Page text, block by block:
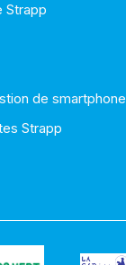
Strapp
de smartphone
Strapp